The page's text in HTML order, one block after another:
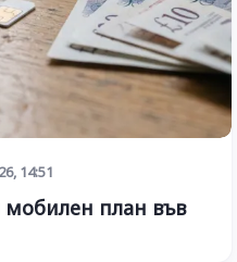
14:51
мобилен план във